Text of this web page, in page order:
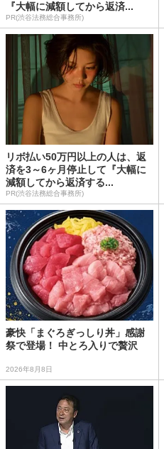
『大幅に減額してから返済...
PR(渋谷法務総合事務所)
リボ払い50万円以上の人は、返
済を3～6ヶ月停止して『大幅に
減額してから返済する...
PR(渋谷法務総合事務所)
豪快「まぐろぎっしり丼」感謝
祭で登場！ 中とろ入りで贅沢
2026年8月8日